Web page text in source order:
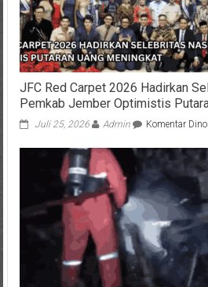
JFC Red Carpet 2026 Hadirkan
Pemkab Jember Optimistis
Juli 25, 2026 Admin Komentar